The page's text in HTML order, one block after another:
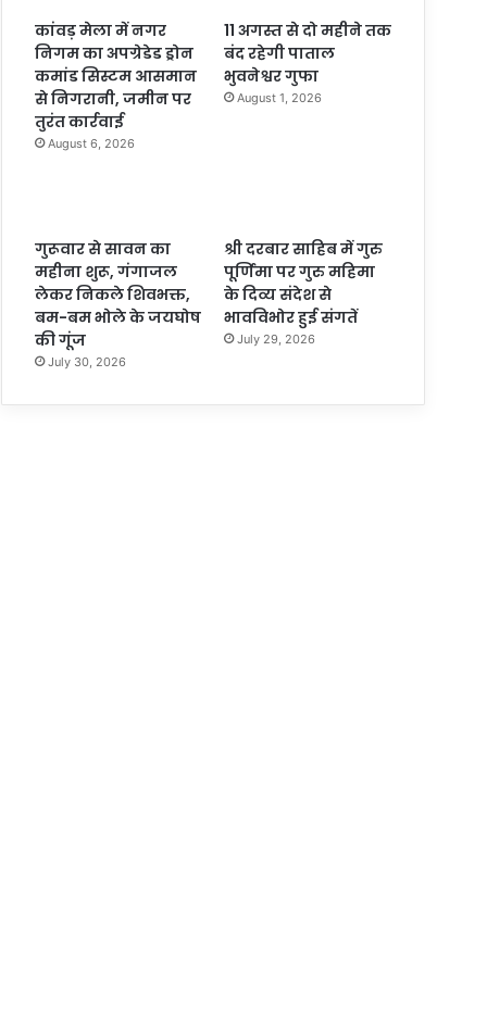
कांवड़ मेला में नगर
निगम का अपग्रेडेड ड्रोन
कमांड सिस्टम आसमान
से निगरानी, जमीन पर
तुरंत कार्रवाई
August 6, 2026
11 अगस्त से दो महीने तक
बंद रहेगी पाताल
भुवनेश्वर गुफा
August 1, 2026
गुरूवार से सावन का
महीना शुरू, गंगाजल
लेकर निकले शिवभक्त,
बम-बम भोले के जयघोष
की गूंज
July 30, 2026
श्री दरबार साहिब में गुरु
पूर्णिमा पर गुरु महिमा
के दिव्य संदेश से
भावविभोर हुई संगतें
July 29, 2026